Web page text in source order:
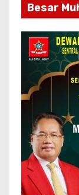
Besar